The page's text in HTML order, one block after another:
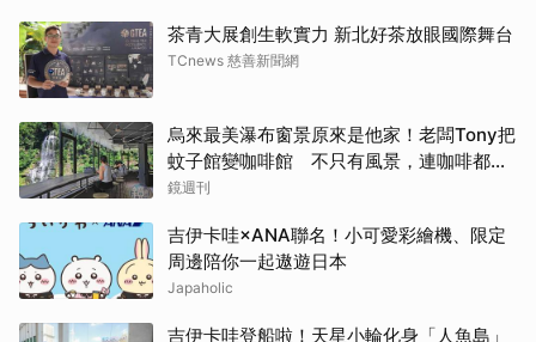
茶青大展創生軟實力 新北好茶放眼國際舞台
TCnews 慈善新聞網
烏來最美瀑布窗景原來是他家！老闆Tony把
蚊子館變咖啡館 不只有風景，連咖啡都好
喝到讓人想再來
鏡週刊
吉伊卡哇×ANA聯名！小可愛彩繪機、限定
周邊陪你一起遨遊日本
Japaholic
吉伊卡哇登船啦！天星小輪化身「人魚島」